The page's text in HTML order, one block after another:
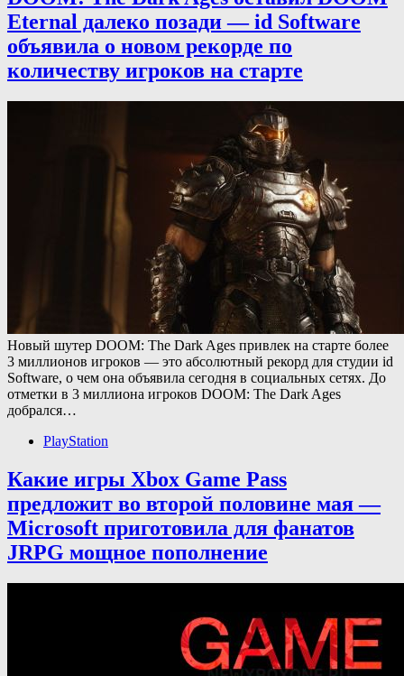
Eternal далеко позади — id Software
объявила о новом рекорде по
количеству игроков на старте
Новый шутер DOOM: The Dark Ages привлек на старте более
3 миллионов игроков — это абсолютный рекорд для студии id
Software, о чем она объявила сегодня в социальных сетях. До
отметки в 3 миллиона игроков DOOM: The Dark Ages
добрался…
PlayStation
Какие игры Xbox Game Pass
предложит во второй половине мая —
Microsoft приготовила для фанатов
JRPG мощное пополнение